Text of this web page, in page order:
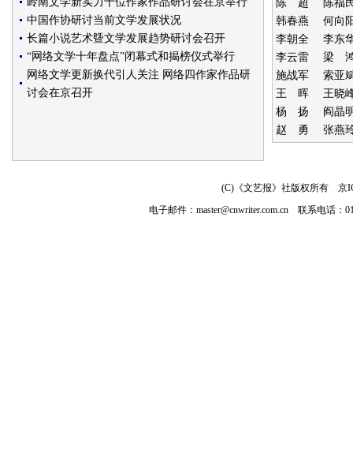
中国作协研讨当前文学发展状况
长篇小说艺术曁文学发展趋势研讨会召开
“网络文学十年盘点”闭幕式和揭榜仪式举行
网络文学更新换代引人关注 网络四作家作品研
讨会在京召开
陈 超
陈福
韩春燕
何向
李朝全
李东
李云雷
梁
施战军
索亚
王 晖
王晓
杨 扬
阎晶
赵 勇
张燕
(C)《文艺报》社版权所有 京
电子邮件： master@cnwriter.com.cn联系电话：